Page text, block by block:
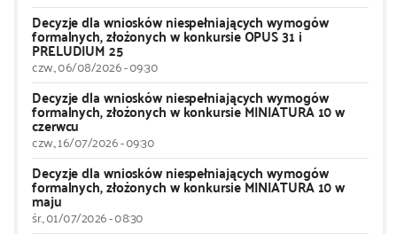
Decyzje dla wniosków niespełniających wymogów
formalnych, złożonych w konkursie OPUS 31 i
PRELUDIUM 25
czw., 06/08/2026 - 09:30
Decyzje dla wniosków niespełniających wymogów
formalnych, złożonych w konkursie MINIATURA 10 w
czerwcu
czw., 16/07/2026 - 09:30
Decyzje dla wniosków niespełniających wymogów
formalnych, złożonych w konkursie MINIATURA 10 w
maju
śr., 01/07/2026 - 08:30